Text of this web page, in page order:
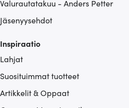
Valurautatakuu - Anders Petter
Jäsenyysehdot
Inspiraatio
Lahjat
Suosituimmat tuotteet
Artikkelit & Oppaat